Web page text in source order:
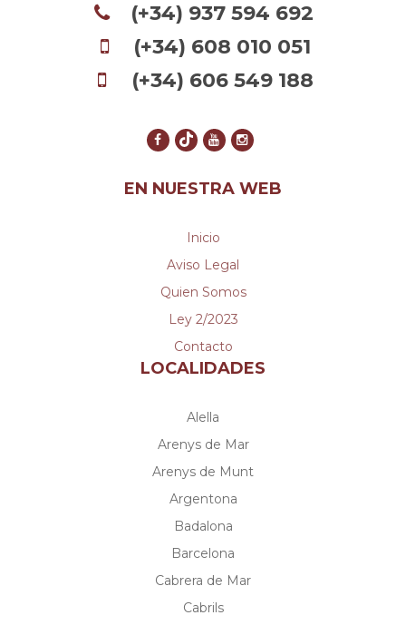
(+34) 937 594 692
(+34) 608 010 051
(+34) 606 549 188
EN NUESTRA WEB
Inicio
Aviso Legal
Quien Somos
Ley 2/2023
Contacto
LOCALIDADES
Alella
Arenys de Mar
Arenys de Munt
Argentona
Badalona
Barcelona
Cabrera de Mar
Cabrils